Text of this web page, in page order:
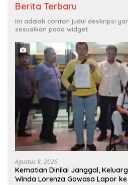
Berita Terbaru
Ini adalah contoh judul deskripsi
sesuaikan pada widget
Agustus 8, 2026
Kematian Dinilai Janggal,
Winda Lorenza Gowasa Lapor